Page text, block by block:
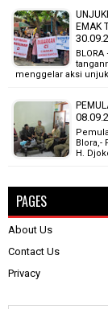
EMAK
menggelar aksi
Blora,-
H.
PAGES
About Us
Contact Us
Privacy